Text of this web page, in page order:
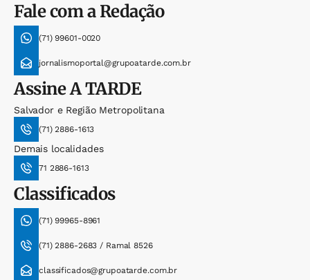
Fale com a Redação
(71) 99601-0020
jornalismoportal@grupoatarde.com.br
AssineA TARDE
Salvador e Região Metropolitana
(71) 2886-1613
Demais localidades
71 2886-1613
Classificados
(71) 99965-8961
(71) 2886-2683 / Ramal 8526
classificados@grupoatarde.com.br